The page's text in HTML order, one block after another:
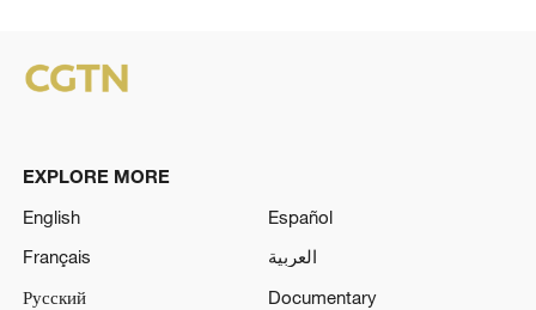
EXPLORE MORE
English
Español
Français
العربية
Русский
Documentary